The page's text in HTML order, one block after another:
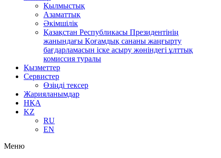
Қылмыстық
Азаматтық
Әкімшілік
Қазақстан Республикасы Президентінің
жанындағы Қоғамдық сананы жаңғырту
бағдарламасын іске асыру жөніндегі ұлттық
комиссия туралы
Қызметтер
Сервистер
Өзіңді тексер
Жарияланымдар
НҚА
KZ
RU
EN
Меню